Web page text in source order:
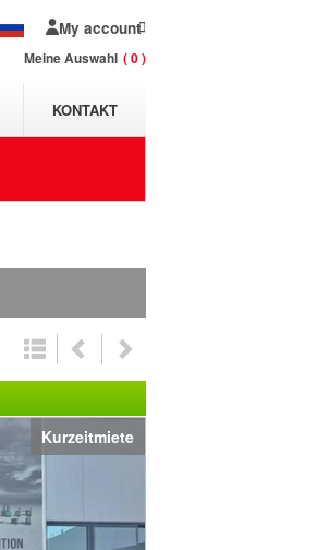
My account
Meine Auswahl 0
KONTAKT
Kurzeitmiete